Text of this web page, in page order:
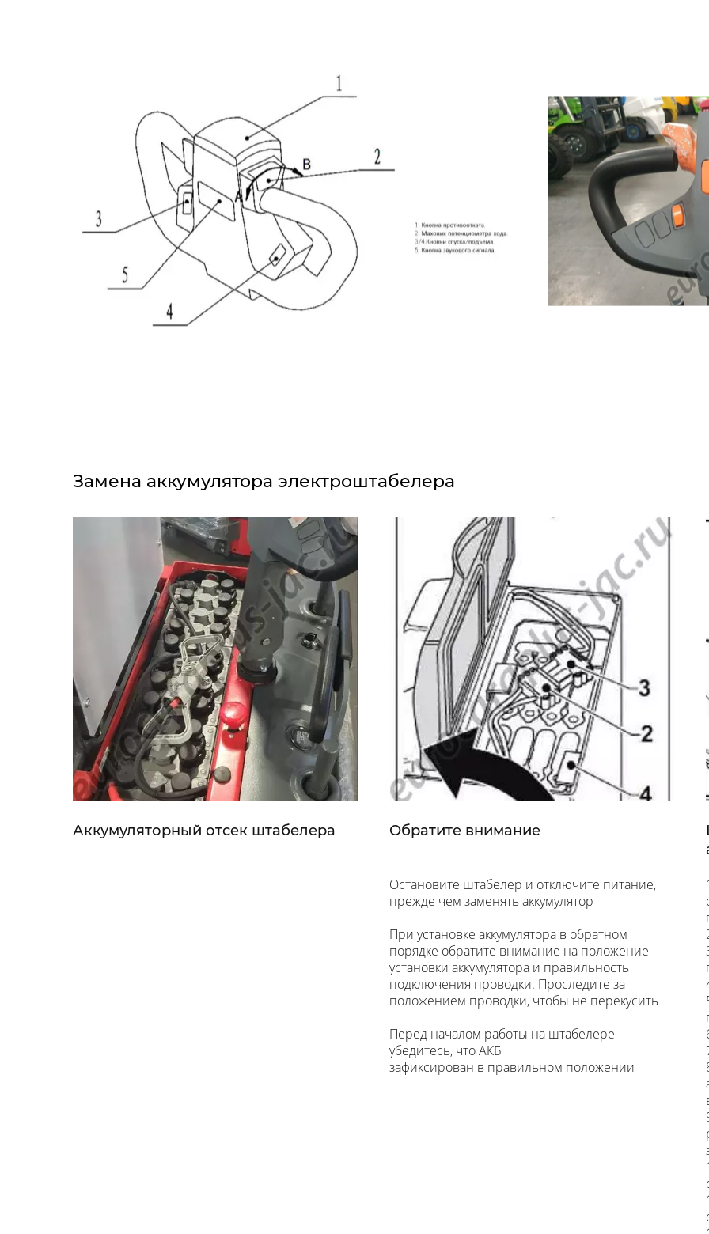
Замена аккумулятора электроштабелера
Аккумуляторный отсек штабелера Обратите внимание
Остановите штабелер и отключите питание,
прежде чем заменять аккумулятор
При установке аккумулятора в обратном
порядке обратите внимание на положение
установки аккумулятора и правильность
подключения проводки. Проследите за
положением проводки, чтобы не перекусить
Перед началом работы на штабелере
убедитесь, что АКБ
зафиксирован в правильном положении